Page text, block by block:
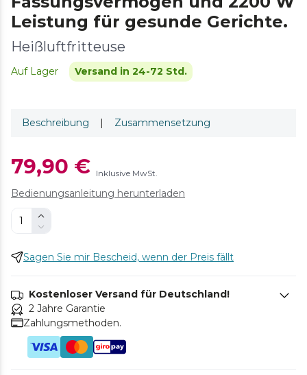
Leistung für gesunde Gerichte.
Heißluftfritteuse
Auf Lager Versand in 24-72 Std.
Beschreibung | Zusammensetzung
79,90 € Inklusive MwSt.
Bedienungsanleitung herunterladen
Sagen Sie mir Bescheid, wenn der Preis fällt
Kostenloser Versand für Deutschland!
2 Jahre Garantie
Zahlungsmethoden.